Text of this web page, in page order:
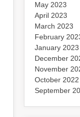
May 2023
April 2023
March 2023
February
January 2023
December
November
October 2022
September